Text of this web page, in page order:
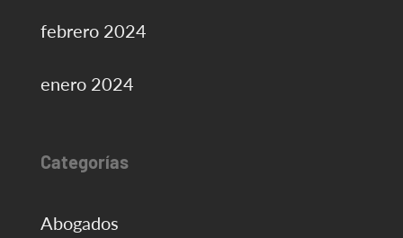
febrero 2024
enero 2024
Categorías
Abogados